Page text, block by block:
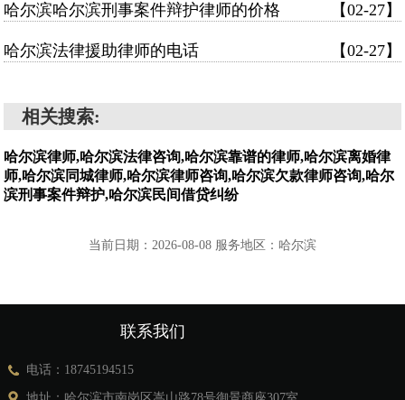
哈尔滨哈尔滨刑事案件辩护律师的价格 【02-27】
哈尔滨法律援助律师的电话 【02-27】
相关搜索:
哈尔滨律师,哈尔滨法律咨询,哈尔滨靠谱的律师,哈尔滨离婚律
师,哈尔滨同城律师,哈尔滨律师咨询,哈尔滨欠款律师咨询,哈尔
滨刑事案件辩护,哈尔滨民间借贷纠纷
当前日期：2026-08-08 服务地区：哈尔滨
联系我们
电话：18745194515